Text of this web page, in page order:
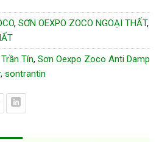
, SƠN OEXPO ZOCO NGOẠI THẤT,
Tín, Sơn Oexpo Zoco Anti Damp
, sontrantin